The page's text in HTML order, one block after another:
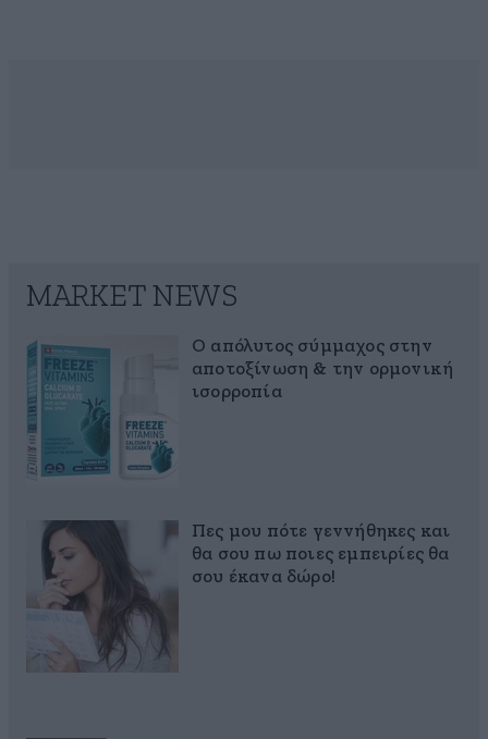
MARKET NEWS
Ο απόλυτος σύμμαχος στην
αποτοξίνωση & την ορμονική
ισορροπία
Πες μου πότε γεννήθηκες και
θα σου πω ποιες εμπειρίες θα
σου έκανα δώρο!